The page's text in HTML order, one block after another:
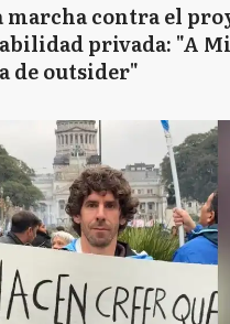
contra el
privada: "A
de outsider"